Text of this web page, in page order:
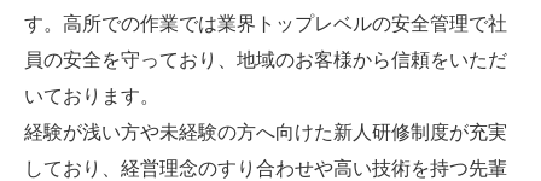
す。高所での作業では業界トップレベルの安全管理で社
員の安全を守っており、地域のお客様から信頼をいただ
いております。
経験が浅い方や未経験の方へ向けた新人研修制度が充実
しており、経営理念のすり合わせや高い技術を持つ先輩